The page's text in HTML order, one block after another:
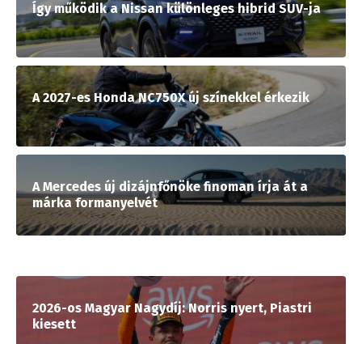
Így működik a Nissan különleges hibrid SUV-ja
A 2027-es Honda NC750X új színekkel érkezik
A Mercedes új dizájnfőnöke finoman írja át a
márka formanyelvét
2026-os Magyar Nagydíj: Norris nyert, Piastri
kiesett